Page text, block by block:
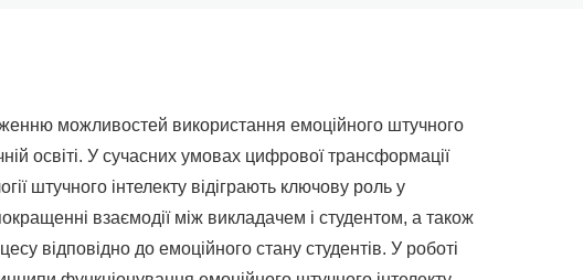
можливостей використання емоційного штучного
освіті. У сучасних умовах цифрової трансформації
штучного інтелекту відіграють ключову роль у
взаємодії між викладачем і студентом, а також
відповідно до емоційного стану студентів. У роботі